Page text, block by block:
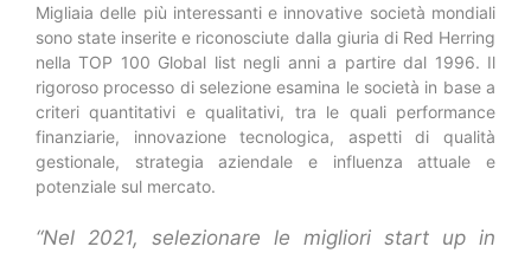
Migliaia delle più interessanti e innovative società mondiali
sono state inserite e riconosciute dalla giuria di Red Herring
nella TOP 100 Global list negli anni a partire dal 1996. Il
rigoroso processo di selezione esamina le società in base a
criteri quantitativi e qualitativi, tra le quali performance
finanziarie, innovazione tecnologica, aspetti di qualità
gestionale, strategia aziendale e influenza attuale e
potenziale sul mercato.
“Nel 2021, selezionare le migliori start up in